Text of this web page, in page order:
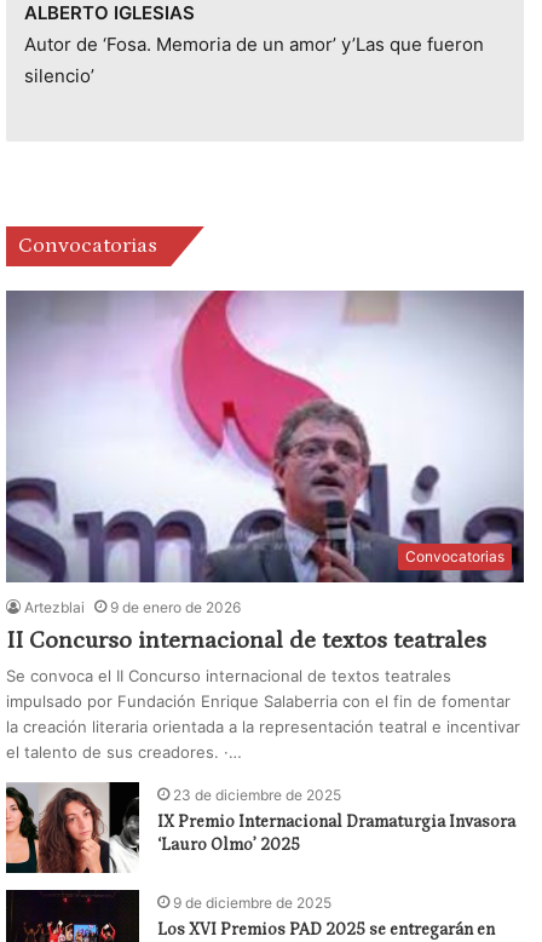
ALBERTO IGLESIAS
Autor de ‘Fosa. Memoria de un amor’ y’Las que fueron
silencio’
Convocatorias
Convocatorias
Artezblai 9 de enero de 2026
II Concurso internacional de textos teatrales
Se convoca el II Concurso internacional de textos teatrales
impulsado por Fundación Enrique Salaberria con el fin de fomentar
la creación literaria orientada a la representación teatral e incentivar
el talento de sus creadores. ·…
23 de diciembre de 2025
IX Premio Internacional Dramaturgia Invasora
‘Lauro Olmo’ 2025
9 de diciembre de 2025
Los XVI Premios PAD 2025 se entregarán en